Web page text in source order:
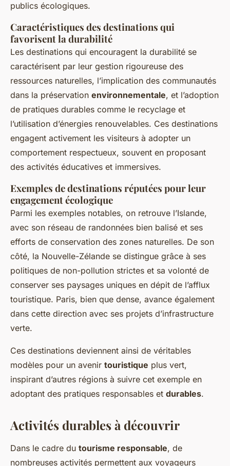
publics écologiques.
Caractéristiques des destinations qui
favorisent la durabilité
Les destinations qui encouragent la durabilité se
caractérisent par leur gestion rigoureuse des
ressources naturelles, l’implication des communautés
dans la préservation environnementale, et l’adoption
de pratiques durables comme le recyclage et
l’utilisation d’énergies renouvelables. Ces destinations
engagent activement les visiteurs à adopter un
comportement respectueux, souvent en proposant
des activités éducatives et immersives.
Exemples de destinations réputées pour leur
engagement écologique
Parmi les exemples notables, on retrouve l’Islande,
avec son réseau de randonnées bien balisé et ses
efforts de conservation des zones naturelles. De son
côté, la Nouvelle-Zélande se distingue grâce à ses
politiques de non-pollution strictes et sa volonté de
conserver ses paysages uniques en dépit de l’afflux
touristique. Paris, bien que dense, avance également
dans cette direction avec ses projets d’infrastructure
verte.
Ces destinations deviennent ainsi de véritables
modèles pour un avenir touristique plus vert,
inspirant d’autres régions à suivre cet exemple en
adoptant des pratiques responsables et durables.
Activités durables à découvrir
Dans le cadre du tourisme responsable, de
nombreuses activités permettent aux voyageurs